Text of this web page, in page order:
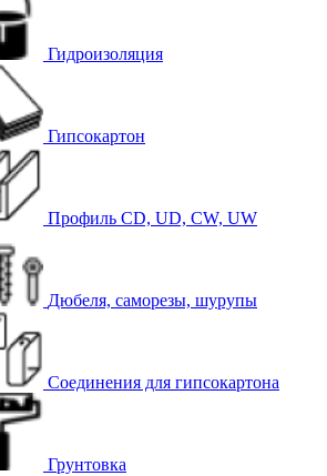
Гидроизоляция
Гипсокартон
Профиль CD, UD, CW, UW
Дюбеля, саморезы, шурупы
Соединения для гипcокартона
Грунтовка